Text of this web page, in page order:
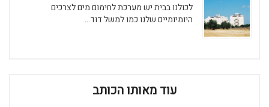
לכולנו בבית יש מערכת לחימום מים לצרכים
היומיומיים שלנו כמו למשל דוד...
עוד מאותו הכותב